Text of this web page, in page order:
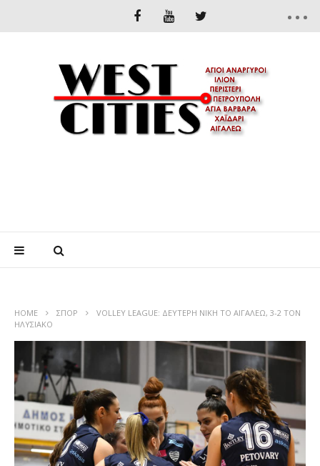
HOME ΣΠΟΡ
VOLLEY LEAGUE: ΔΕΥΤΕΡΗ ΝΙΚΗ ΤΟ ΑΙΓΑΛΕΩ, 3-2 ΤΟΝ
ΗΛΥΣΙΑΚΟ